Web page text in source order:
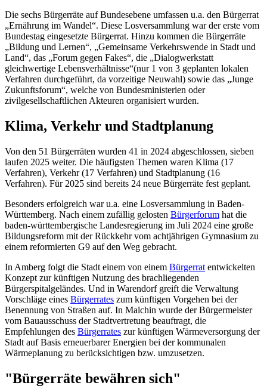
Die sechs Bürgerräte auf Bundesebene umfassen u.a. den Bürgerrat
„Ernährung im Wandel“. Diese Losversammlung war der erste vom
Bundestag eingesetzte Bürgerrat. Hinzu kommen die Bürgerräte
„Bildung und Lernen“, „Gemeinsame Verkehrswende in Stadt und
Land“, das „Forum gegen Fakes“, die „Dialogwerkstatt
gleichwertige Lebensverhältnisse“(nur 1 von 3 geplanten lokalen
Verfahren durchgeführt, da vorzeitige Neuwahl) sowie das „Junge
Zukunftsforum“, welche von Bundesministerien oder
zivilgesellschaftlichen Akteuren organisiert wurden.
Klima, Verkehr und Stadtplanung
Von den 51 Bürgerräten wurden 41 in 2024 abgeschlossen, sieben
laufen 2025 weiter. Die häufigsten Themen waren Klima (17
Verfahren), Verkehr (17 Verfahren) und Stadtplanung (16
Verfahren). Für 2025 sind bereits 24 neue Bürgerräte fest geplant.
Besonders erfolgreich war u.a. eine Losversammlung in Baden-
Württemberg. Nach einem zufällig gelosten Bürgerforum hat die
baden-württembergische Landesregierung im Juli 2024 eine große
Bildungsreform mit der Rückkehr vom achtjährigen Gymnasium zu
einem reformierten G9 auf den Weg gebracht.
In Amberg folgt die Stadt einem von einem Bürgerrat entwickelten
Konzept zur künftigen Nutzung des brachliegenden
Bürgerspitalgeländes. Und in Warendorf greift die Verwaltung
Vorschläge eines Bürgerrates zum künftigen Vorgehen bei der
Benennung von Straßen auf. In Malchin wurde der Bürgermeister
vom Bauausschuss der Stadtvertretung beauftragt, die
Empfehlungen des Bürgerrates zur künftigen Wärmeversorgung der
Stadt auf Basis erneuerbarer Energien bei der kommunalen
Wärmeplanung zu berücksichtigen bzw. umzusetzen.
"Bürgerräte bewähren sich"